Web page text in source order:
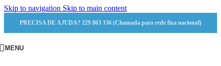
Skip to navigation Skip to main content
PRECISA DE AJUDA? 229 863 336 (Chamada para rede fixa nacional)
MENU